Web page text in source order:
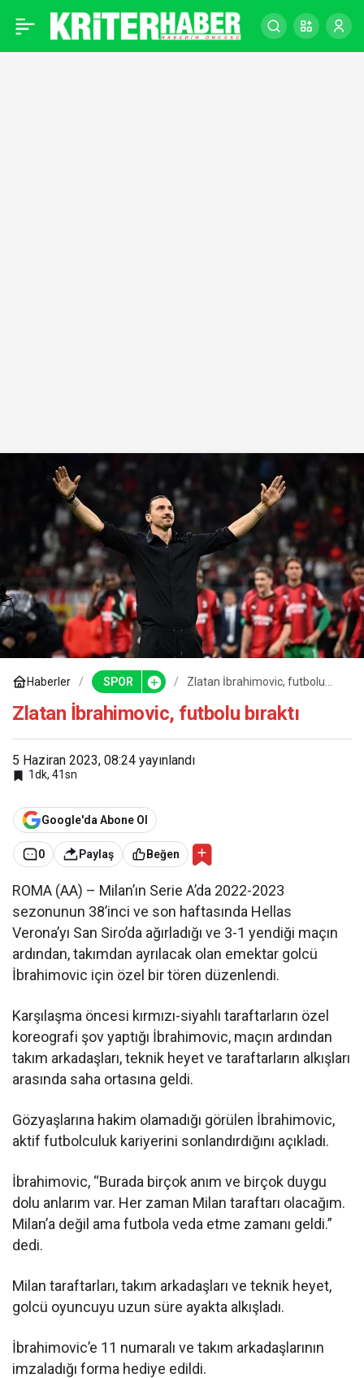
Haberler SPOR
Zlatan İbrahimovic, futbolu
Zlatan İbrahimovic, futbolu bıraktı
5 Haziran 2023, 08:24 yayınlandı
1dk, 41sn
Google'da Abone Ol
0 Paylaş Beğen
ROMA (AA) – Milan’ın Serie A’da 2022-2023
sezonunun 38’inci ve son haftasında Hellas
Verona’yı San Siro’da ağırladığı ve 3-1 yendiği maçın
ardından, takımdan ayrılacak olan emektar golcü
İbrahimovic için özel bir tören düzenlendi.
Karşılaşma öncesi kırmızı-siyahlı taraftarların özel
koreografi şov yaptığı İbrahimovic, maçın ardından
takım arkadaşları, teknik heyet ve taraftarların alkışları
arasında saha ortasına geldi.
Gözyaşlarına hakim olamadığı görülen İbrahimovic,
aktif futbolculuk kariyerini sonlandırdığını açıkladı.
İbrahimovic, “Burada birçok anım ve birçok duygu
dolu anlarım var. Her zaman Milan taraftarı olacağım.
Milan’a değil ama futbola veda etme zamanı geldi.”
dedi.
Milan taraftarları, takım arkadaşları ve teknik heyet,
golcü oyuncuyu uzun süre ayakta alkışladı.
İbrahimovic’e 11 numaralı ve takım arkadaşlarının
imzaladığı forma hediye edildi.
Zlatan İbrahimovic, 0